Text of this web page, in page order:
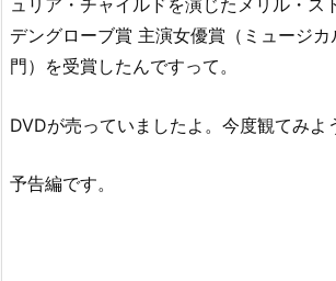
デングローブ賞 主演女優賞（ミュージ
門）を受賞したんですって。
DVDが売っていましたよ。今度観てみよ
予告編です。